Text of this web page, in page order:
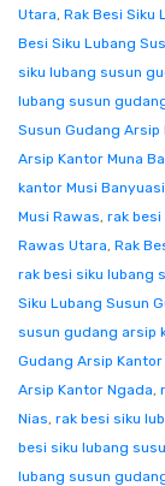
Utara, Rak Besi Siku
Besi Siku Lubang
siku lubang susun
lubang susun
Susun Gudang Arsip
Arsip Kantor Muna
kantor Musi
Musi Rawas, rak besi
Rawas Utara, Rak
rak besi siku lubang
Siku Lubang Susun
susun gudang arsip
Gudang Arsip Kantor
Arsip Kantor Ngada,
Nias, rak besi siku
besi siku lubang
lubang susun